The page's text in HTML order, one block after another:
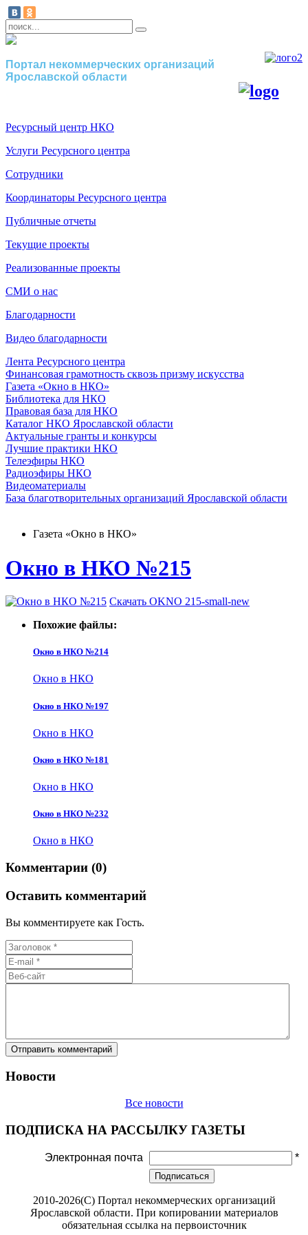
Портал некоммерческих организаций
Ярославской области
Ресурсный центр НКО
Услуги Ресурсного центра
Сотрудники
Координаторы Ресурсного центра
Публичные отчеты
Текущие проекты
Реализованные проекты
СМИ о нас
Благодарности
Видео благодарности
Лента Ресурсного центра
Финансовая грамотность сквозь призму искусства
Газета «Окно в НКО»
Библиотека для НКО
Правовая база для НКО
Каталог НКО Ярославской области
Актуальные гранты и конкурсы
Лучшие практики НКО
Телеэфиры НКО
Радиоэфиры НКО
Видеоматериалы
База благотворительных организаций Ярославской области
Газета «Окно в НКО»
Окно в НКО №215
Скачать OKNO 215-small-new
Похожие файлы:
Окно в НКО №214
Окно в НКО
Окно в НКО №197
Окно в НКО
Окно в НКО №181
Окно в НКО
Окно в НКО №232
Окно в НКО
Комментарии (0)
Оставить комментарий
Вы комментируете как Гость.
Новости
Все новости
ПОДПИСКА НА РАССЫЛКУ ГАЗЕТЫ
Электронная почта *
Подписаться
2010-2026(С) Портал некоммерческих организаций
Ярославской области. При копировании материалов
обязательная ссылка на первоисточник